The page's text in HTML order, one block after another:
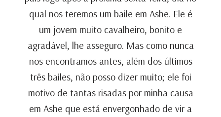
qual nos teremos um baile em Ashe. Ele é
um jovem muito cavalheiro, bonito e
agradável, lhe asseguro. Mas como nunca
nos encontramos antes, além dos últimos
três bailes, não posso dizer muito; ele foi
motivo de tantas risadas por minha causa
em Ashe que está envergonhado de vir a